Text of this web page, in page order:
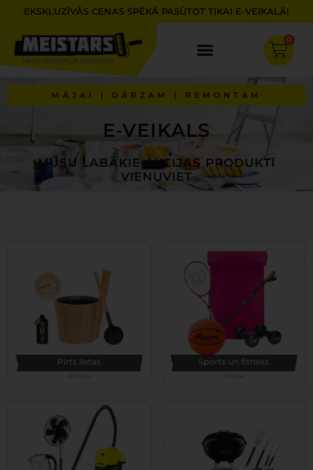
content
EKSKLUZĪVĀS CENAS SPĒKĀ PASŪTOT TIKAI E-VEIKALĀ!
0
Cart
MĀJAI | DĀRZAM | REMONTAM
E-VEIKALS
MŪSU LABĀKIE AKCIJAS PRODUKTI
VIENUVIET
Pirts lietas Sports un fitness